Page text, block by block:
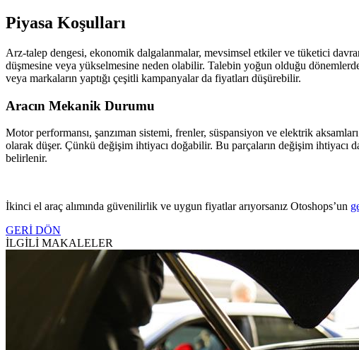
Piyasa Koşulları
Arz-talep dengesi, ekonomik dalgalanmalar, mevsimsel etkiler ve tüketici
düşmesine veya yükselmesine neden olabilir. Talebin yoğun olduğu
veya markaların yaptığı çeşitli kampanyalar da fiyatları düşürebilir.
Aracın Mekanik Durumu
Motor performansı, şanzıman sistemi, frenler, süspansiyon ve elektrik
olarak düşer. Çünkü değişim ihtiyacı doğabilir. Bu parçaların değişim ihtiyacı
belirlenir.
İkinci el araç alımında güvenilirlik ve uygun fiyatlar arıyorsanız Otoshops’un
GERİ DÖN
İLGİLİ MAKALELER